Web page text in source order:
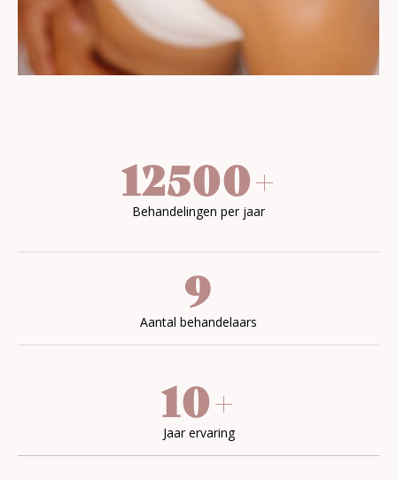
12500+
Behandelingen per jaar
9
Aantal behandelaars
10+
Jaar ervaring